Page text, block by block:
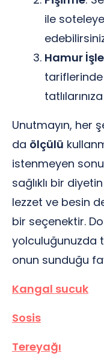
ile
Hamur
Unutmayın, her
da ölçülü
istenmeyen
sağlıklı bir
lezzet ve besin
bir seçenektir.
yolculuğunuzda
onun sunduğu
Kangal sucuk
Sosis
Tereyağı